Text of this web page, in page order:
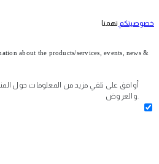
خصوصيتكم تهمنا
about the products/services, events, news &
أوافق على تلقي مزيد من المعلومات حول
والعروض.